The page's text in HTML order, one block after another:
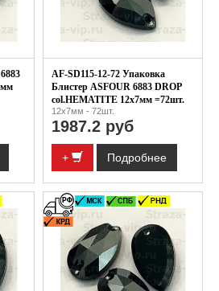
AF-SD115-12-72 Упаковка
Блистер ASFOUR 6883 DROP
col.HEMATITE 12x7мм =72шт.
12х7мм - 72шт.
1987.2 руб
+ Подробнее